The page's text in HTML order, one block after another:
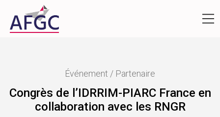
Événement / Partenaire
Congrès de l’IDRRIM-PIARC France en
collaboration avec les RNGR